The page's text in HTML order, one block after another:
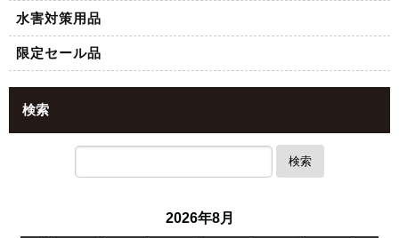
水害対策用品
限定セール品
検索
検索
2026年8月